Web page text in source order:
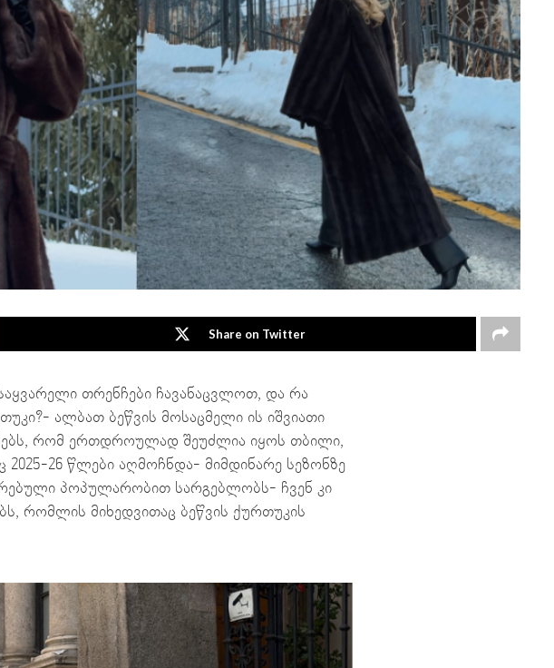
Share on Twitter
თრენჩები ჩავანაცვლოთ, და რა
ალბათ ბეწვის მოსაცმელი ის იშვიათი
რომ ერთდროულად შეუძლია იყოს თბილი,
26 წლები აღმოჩნდა- მიმდინარე სეზონზე
პოპულარობით სარგებლობს- ჩვენ კი
რომლის მიხედვითაც ბეწვის ქურთუკის